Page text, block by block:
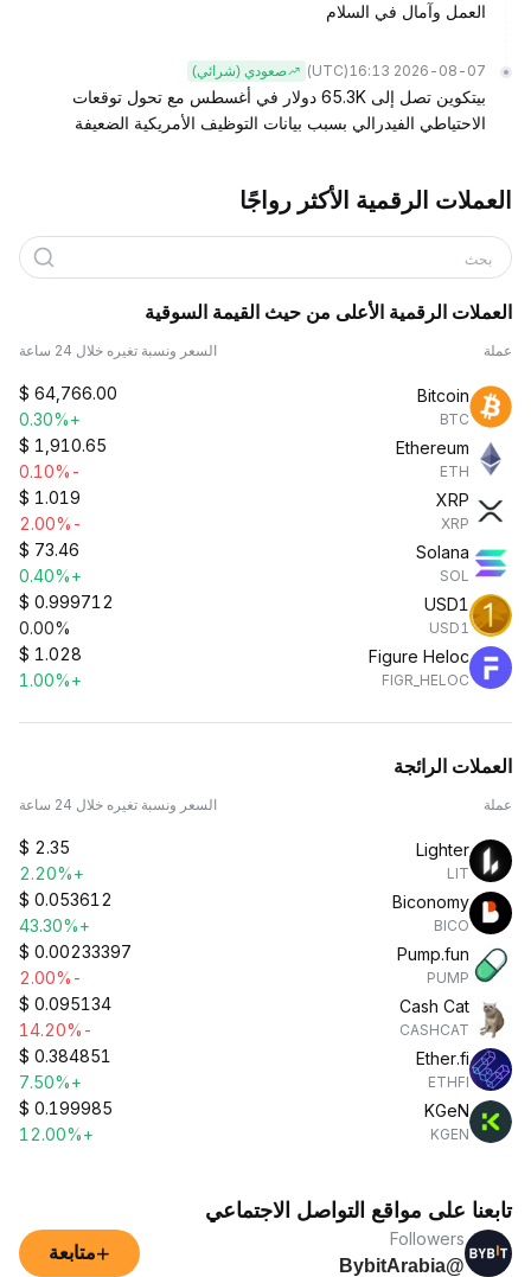
العمل وآمال في السلام
2026-08-07 16:13
(UTC) صعودي (شرائي)
بيتكوين تصل إلى 65.3K دولار في أغسطس مع تحول توقعات
الاحتياطي الفيدرالي بسبب بيانات التوظيف الأمريكية الضعيفة
العملات الرقمية الأكثر رواجًا
بحث
العملات الرقمية الأعلى من حيث القيمة السوقية
عملة السعر ونسبة تغيره خلال 24 ساعة
Bitcoin
BTC
$ 64,766.00
+0.30%
Ethereum
ETH
$ 1,910.65
-0.10%
XRP
XRP
$ 1.019
-2.00%
Solana
SOL
$ 73.46
+0.40%
USD1
USD1
$ 0.999712
0.00%
Figure Heloc
FIGR_HELOC
$ 1.028
+1.00%
العملات الرائجة
عملة السعر ونسبة تغيره خلال 24 ساعة
Lighter
LIT
$ 2.35
+2.20%
Biconomy
BICO
$ 0.053612
+43.30%
Pump.fun
PUMP
$ 0.00233397
-2.00%
Cash Cat
CASHCAT
$ 0.095134
-14.20%
Ether.fi
ETHFI
$ 0.384851
+7.50%
KGeN
KGEN
$ 0.199985
+12.00%
تابعنا على مواقع التواصل الاجتماعي
Followers
@BybitArabia
+متابعة